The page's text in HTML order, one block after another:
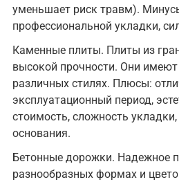
уменьшает риск травм).
профессиональной укладки,
Каменные плиты. Плиты из
высокой прочности. Они
различных стилях. Плюсы:
эксплуатационный период,
стоимость, сложность
основания.
Бетонные дорожки. Надежное
разнообразных формах и